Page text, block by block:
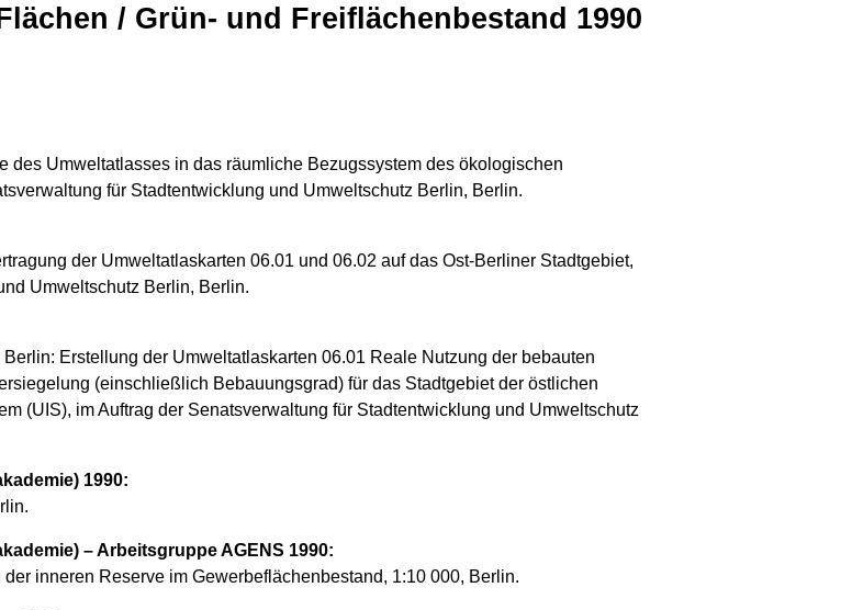
/ Grün- und Freiflächenbestand 1990
des Umweltatlasses in das räumliche Bezugssystem des ökologischen
für Stadtentwicklung und Umweltschutz Berlin, Berlin.
der Umweltatlaskarten 06.01 und 06.02 auf das Ost-Berliner Stadtgebiet,
Umweltschutz Berlin, Berlin.
Erstellung der Umweltatlaskarten 06.01 Reale Nutzung der bebauten
(einschließlich Bebauungsgrad) für das Stadtgebiet der östlichen
(UIS), im Auftrag der Senatsverwaltung für Stadtentwicklung und Umweltschutz
1990:
– Arbeitsgruppe AGENS 1990:
inneren Reserve im Gewerbeflächenbestand, 1:10 000, Berlin.